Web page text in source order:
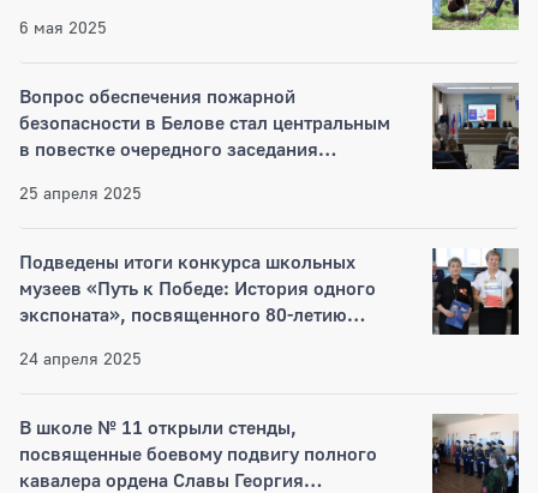
6 мая 2025
Вопрос обеспечения пожарной
безопасности в Белове стал центральным
в повестке очередного заседания
25 апреля 2025
Подведены итоги конкурса школьных
музеев «Путь к Победе: История одного
экспоната», посвященного 80-летию
24 апреля 2025
В школе № 11 открыли стенды,
посвященные боевому подвигу полного
кавалера ордена Славы Георгия